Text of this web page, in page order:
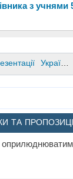
з учнями
Українська мова
ТА